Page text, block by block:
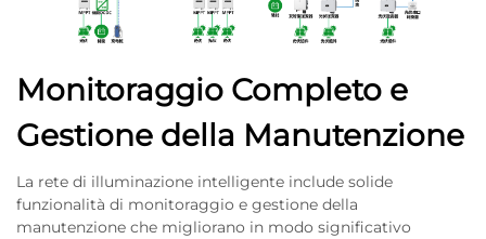
Monitoraggio Completo e
Gestione della Manutenzione
La rete di illuminazione intelligente include solide
funzionalità di monitoraggio e gestione della
manutenzione che migliorano in modo significativo